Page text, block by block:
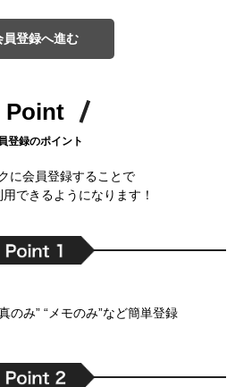
員登録へ進む
Point
登録のポイント
に会員登録することで
できるようになります！
のみ” “メモのみ”など簡単登録